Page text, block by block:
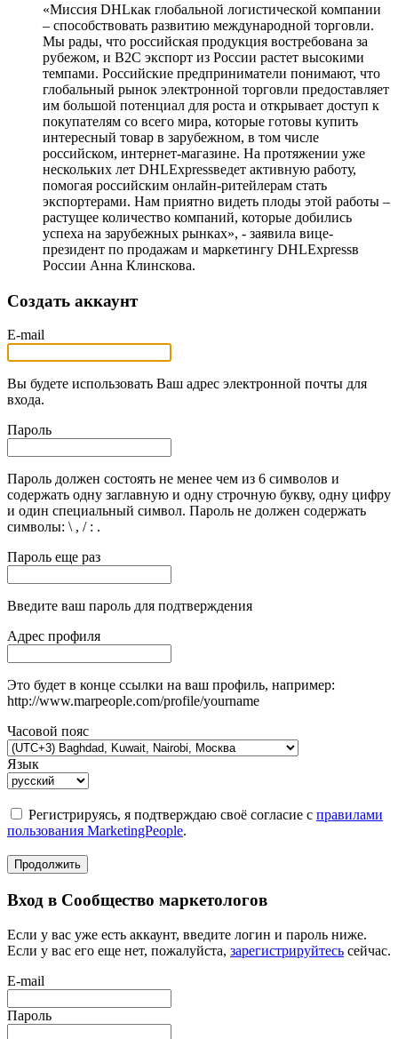
«Миссия DHLкак глобальной логистической компании
– способствовать развитию международной торговли.
Мы рады, что российская продукция востребована за
рубежом, и B2C экспорт из России растет высокими
темпами. Российские предприниматели понимают, что
глобальный рынок электронной торговли предоставляет
им большой потенциал для роста и открывает доступ к
покупателям со всего мира, которые готовы купить
интересный товар в зарубежном, в том числе
российском, интернет-магазине. На протяжении уже
нескольких лет DHLExpressведет активную работу,
помогая российским онлайн-ритейлерам стать
экспортерами. Нам приятно видеть плоды этой работы –
растущее количество компаний, которые добились
успеха на зарубежных рынках», - заявила вице-
президент по продажам и маркетингу DHLExpressв
России Анна Клинскова.
Создать аккаунт
E-mail
Вы будете использовать Ваш адрес электронной почты для
входа.
Пароль
Пароль должен состоять не менее чем из 6 символов и
содержать одну заглавную и одну строчную букву, одну цифру
и один специальный символ. Пароль не должен содержать
символы: \ , / : .
Пароль еще раз
Введите ваш пароль для подтверждения
Адрес профиля
Это будет в конце ссылки на ваш профиль, например:
http://www.marpeople.com/profile/yourname
Часовой пояс
Язык
Регистрируясь, я подтверждаю своё согласие с правилами
пользования MarketingPeople.
Продолжить
Вход в Сообщество маркетологов
Если у вас уже есть аккаунт, введите логин и пароль ниже.
Если у вас его еще нет, пожалуйста, зарегистрируйтесь сейчас.
E-mail
Пароль